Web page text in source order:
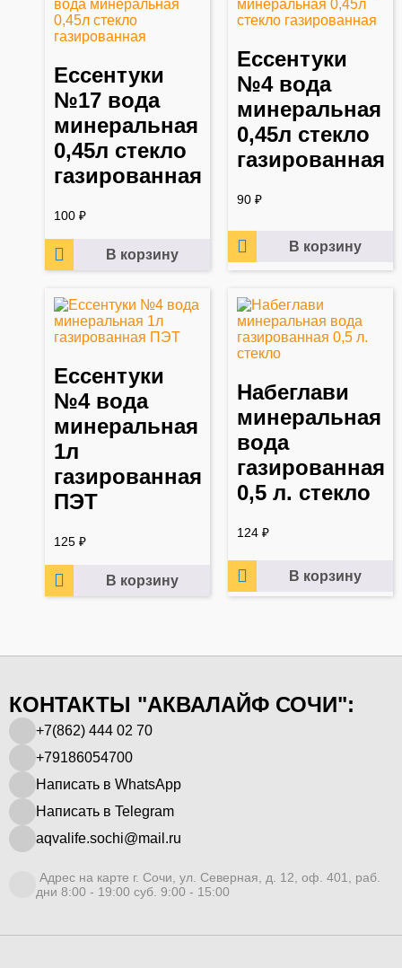
Ессентуки
№17 вода
минеральная
0,45л стекло
газированная
100 ₽
В корзину
Ессентуки
№4 вода
минеральная
0,45л стекло
газированная
90 ₽
В корзину
Ессентуки
№4 вода
минеральная
1л
газированная
ПЭТ
125 ₽
В корзину
Набеглави
минеральная
вода
газированная
0,5 л. стекло
124 ₽
В корзину
КОНТАКТЫ "АКВАЛАЙФ СОЧИ":
+7(862) 444 02 70
+79186054700
Написать в WhatsApp
Написать в Telegram
aqvalife.sochi@mail.ru
Адрес на карте г. Сочи, ул. Северная, д. 12, оф. 401, раб.
дни 8:00 - 19:00 суб. 9:00 - 15:00